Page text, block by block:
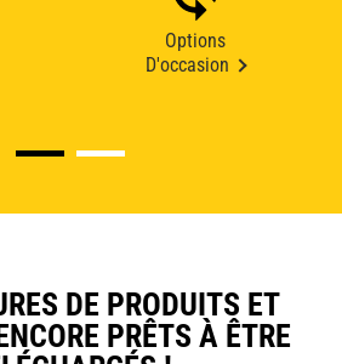
Options
D'occasion
DE PRODUITS ET
PRÊTS À ÊTRE